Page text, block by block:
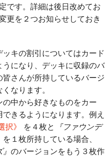
です。詳細は後日改めてお
更を２つお知らせしておき
キの割引についてはカード
になり、デッキに収録のバ
さんが所持しているバージ
なります。
中から好きなものをカー
きるようになります。例え
択》 を４枚と
『ファウンデ
１枚所持している場合、
』のバージョンをもう３枚作